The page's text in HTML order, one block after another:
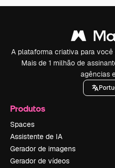
A plataforma criativa para
Mais de 1 milhão de
agências
Produtos
Spaces
Assistente de IA
Gerador de imagens
Gerador de vídeos